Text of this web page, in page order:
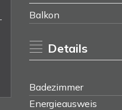
Balkon
Details
Badezimmer
Energieausweis